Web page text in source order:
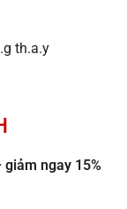
th.a.y
ngay 15%